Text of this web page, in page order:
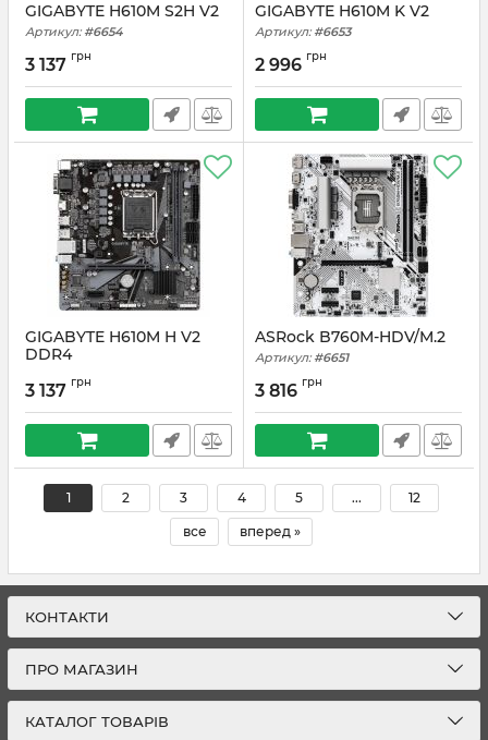
GIGABYTE H610M S2H V2
Артикул: #6654
3 137 грн
GIGABYTE H610M K V2
Артикул: #6653
2 996 грн
GIGABYTE H610M H V2
DDR4
3 137 грн
ASRock B760M-HDV/M.2
Артикул: #6651
3 816 грн
1 2 3 4 5 ... 12
все вперед »
КОНТАКТИ
ПРО МАГАЗИН
КАТАЛОГ ТОВАРІВ